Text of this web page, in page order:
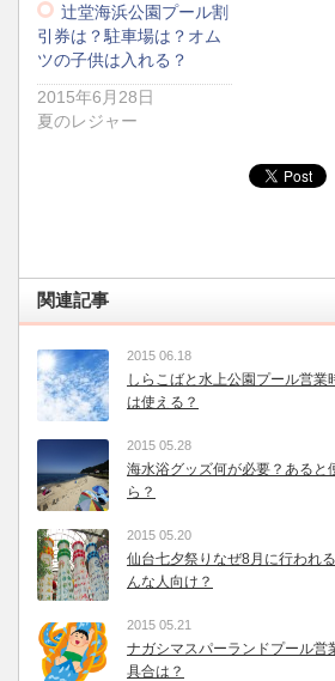
辻堂海浜公園プール割
引券は？駐車場は？オム
ツの子供は入れる？
2015年6月28日
夏のレジャー
関連記事
2015 06.18
しらこばと水上公園プール営業
は使える？
2015 05.28
海水浴グッズ何が必要？あると
ら？
2015 05.20
仙台七夕祭りなぜ8月に行われ
んな人向け？
2015 05.21
ナガシマスパーランドプール営
具合は？